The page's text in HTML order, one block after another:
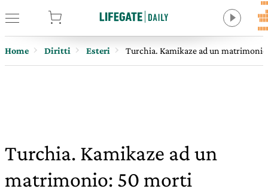
Home Diritti Esteri Turchia. Kamikaze ad un
Turchia. Kamikaze ad un
matrimonio: 50 morti